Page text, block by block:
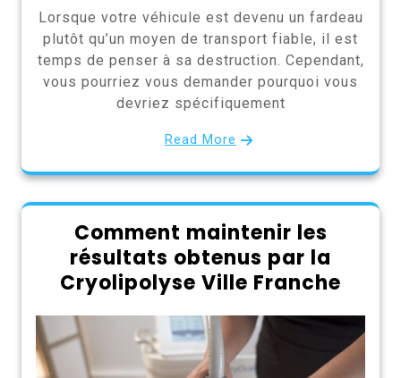
Lorsque votre véhicule est devenu un fardeau
plutôt qu’un moyen de transport fiable, il est
temps de penser à sa destruction. Cependant,
vous pourriez vous demander pourquoi vous
devriez spécifiquement
Read More
Comment maintenir les
résultats obtenus par la
Cryolipolyse Ville Franche